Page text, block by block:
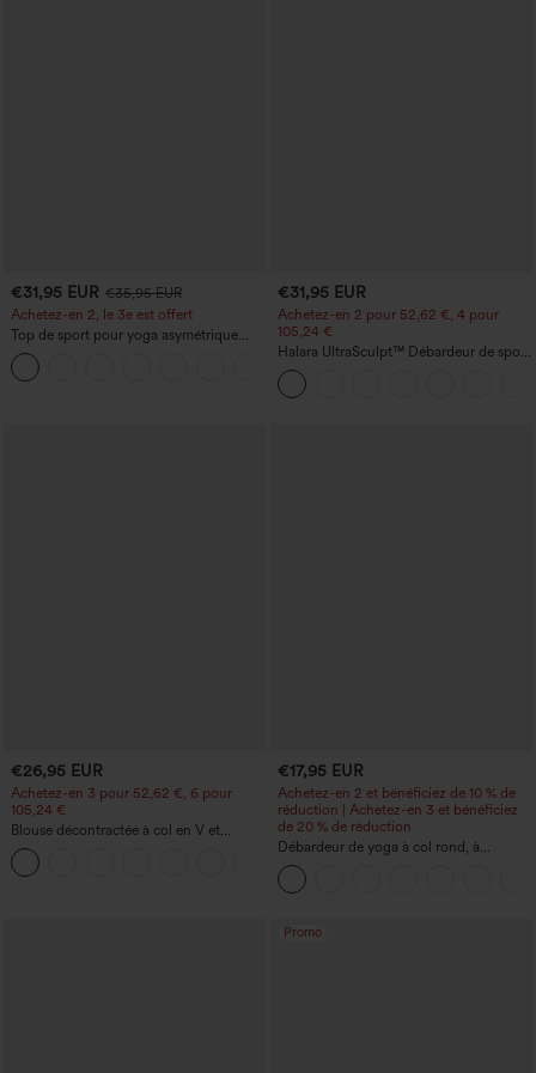
€31,95 EUR €35,95 EUR
Achetez-en 2, le 3e est offert
Top de sport pour yoga asymétrique
(une épaule) à manches longues avec
ouverture pour le pouce, ourlet arrondi
haut-bas, séchage rapide, soutien-gorge
€31,95 EUR
Achetez-en 2 pour 52,62 €, 4 pour
105,24 €
Halara UltraSculpt™ Débardeur de sport
à col rond et ourlet arrondi
€26,95 EUR
Achetez-en 3 pour 52,62 €, 6 pour
105,24 €
Blouse décontractée à col en V et
manches courtes bouffantes
€17,95 EUR
Achetez-en 2 et bénéficiez de 10 % de
réduction | Achetez-en 3 et bénéficiez
de 20 % de réduction
Débardeur de yoga à col rond, à
fronces, effet rafraîchissant - UPF50+
Promo